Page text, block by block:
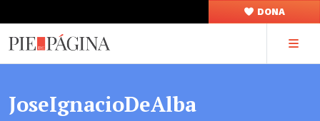
DONA
JoseIgnacioDeAlba